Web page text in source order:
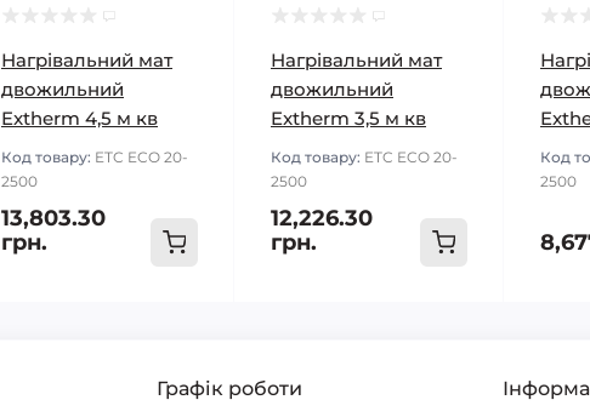
Нагрівальний мат
двожильний
Extherm 4,5 м кв
Код товару: ETC ECO 20-
2500
13,803.30
грн.
Нагрівальний мат
двожильний
Extherm 3,5 м кв
Код товару: ETC ECO 20-
2500
12,226.30
грн.
Код
2500
Графік роботи